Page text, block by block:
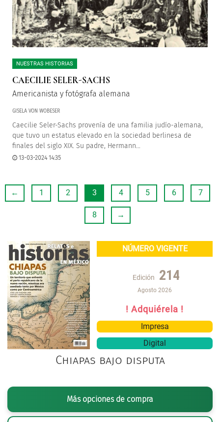
NUESTRAS HISTORIAS
CAECILIE SELER-SACHS
Americanista y fotógrafa alemana
GISELA VON WOBESER
Caecilie Seler-Sachs provenía de una familia judío-alemana,
que tuvo un estatus elevado en la sociedad berlinesa de
finales del siglo XIX. Su padre, Hermann...
13-03-2024 14:35
← 1 2 3 4 5 6 7
8 →
NÚMERO VIGENTE
Edición 214
Agosto 2026
! Adquiérela !
Impresa
Digital
Chiapas bajo disputa
Más opciones de compra